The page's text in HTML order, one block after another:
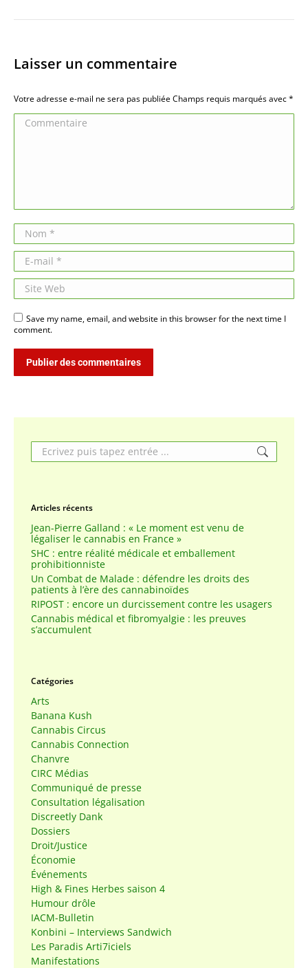
Laisser un commentaire
Votre adresse e-mail ne sera pas publiée Champs requis marqués avec*
Commentaire
Nom *
E-mail *
Site Web
Save my name, email, and website in this browser for the next time I
comment.
Publier des commentaires
Search:
Articles récents
Jean-Pierre Galland : « Le moment est venu de
légaliser le cannabis en France »
SHC : entre réalité médicale et emballement
prohibitionniste
Un Combat de Malade : défendre les droits des
patients à l’ère des cannabinoïdes
RIPOST : encore un durcissement contre les usagers
Cannabis médical et fibromyalgie : les preuves
s’accumulent
Catégories
Arts
Banana Kush
Cannabis Circus
Cannabis Connection
Chanvre
CIRC Médias
Communiqué de presse
Consultation légalisation
Discreetly Dank
Dossiers
Droit/Justice
Économie
Événements
High & Fines Herbes saison 4
Humour drôle
IACM-Bulletin
Konbini – Interviews Sandwich
Les Paradis Arti7iciels
Manifestations